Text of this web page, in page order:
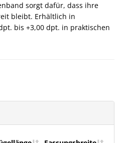
sorgt dafür, dass ihre
bleibt. Erhältlich in
bis +3,00 dpt. in praktischen